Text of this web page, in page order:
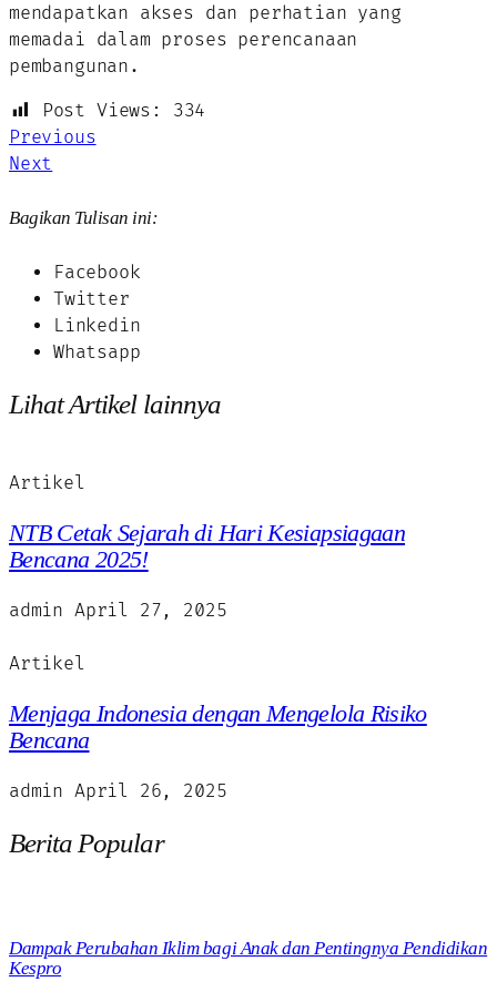
mendapatkan akses dan perhatian yang
memadai dalam proses perencanaan
pembangunan.
Post Views:
334
Previous
Next
Bagikan Tulisan ini:
Facebook
Twitter
Linkedin
Whatsapp
Lihat Artikel lainnya
Artikel
NTB Cetak Sejarah di Hari Kesiapsiagaan
Bencana 2025!
admin April 27, 2025
Artikel
Menjaga Indonesia dengan Mengelola Risiko
Bencana
admin April 26, 2025
Berita Popular
Dampak Perubahan Iklim bagi Anak dan Pentingnya Pendidikan
Kespro